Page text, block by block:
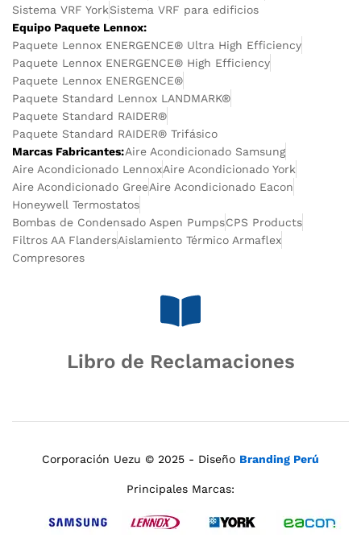
Sistema VRF YorkSistema VRF para edificios
Equipo Paquete Lennox:
Paquete Lennox ENERGENCE® Ultra High Efficiency
Paquete Lennox ENERGENCE® High Efficiency
Paquete Lennox ENERGENCE®
Paquete Standard Lennox LANDMARK®
Paquete Standard RAIDER®
Paquete Standard RAIDER® Trifásico
Marcas Fabricantes:Aire Acondicionado Samsung
Aire Acondicionado LennoxAire Acondicionado York
Aire Acondicionado GreeAire Acondicionado Eacon
Honeywell Termostatos
Bombas de Condensado Aspen PumpsCPS Products
Filtros AA FlandersAislamiento Térmico Armaflex
Compresores
Libro de Reclamaciones
Corporación Uezu © 2025 - Diseño Branding Perú
Principales Marcas: